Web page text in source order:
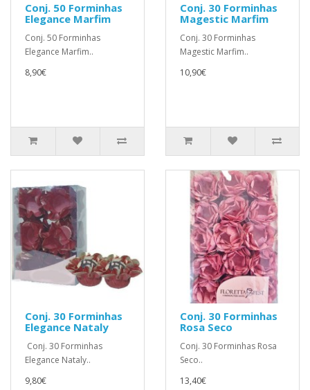
Conj. 50 Forminhas
Elegance Marfim
Conj. 50 Forminhas
Elegance Marfim..
8,90€
Conj. 30 Forminhas
Magestic Marfim
Conj. 30 Forminhas
Magestic Marfim..
10,90€
Conj. 30 Forminhas
Elegance Nataly
Conj. 30 Forminhas
Elegance Nataly..
9,80€
Conj. 30 Forminhas
Rosa Seco
Conj. 30 Forminhas Rosa
Seco..
13,40€